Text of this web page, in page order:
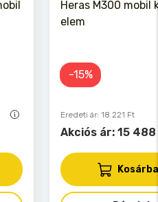
Heras M300 mobil
elem
-15%
Eredeti ár: 18 221 Ft
Akciós ár: 15
Kosárba